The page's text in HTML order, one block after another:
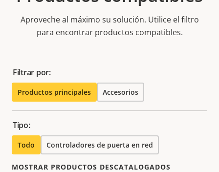
Aproveche al máximo su solución. Utilice el filtro
para encontrar productos compatibles.
Filtrar por:
Productos principales Accesorios
Tipo:
Todo Controladores de puerta en red
MOSTRAR PRODUCTOS DESCATALOGADOS